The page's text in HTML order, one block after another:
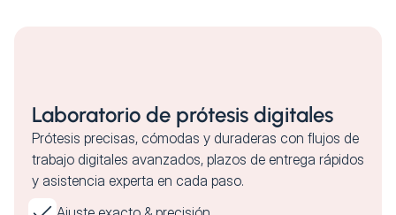
Laboratorio de prótesis digitales
Prótesis precisas, cómodas y duraderas con flujos de
trabajo digitales avanzados, plazos de entrega rápidos
y asistencia experta en cada paso.